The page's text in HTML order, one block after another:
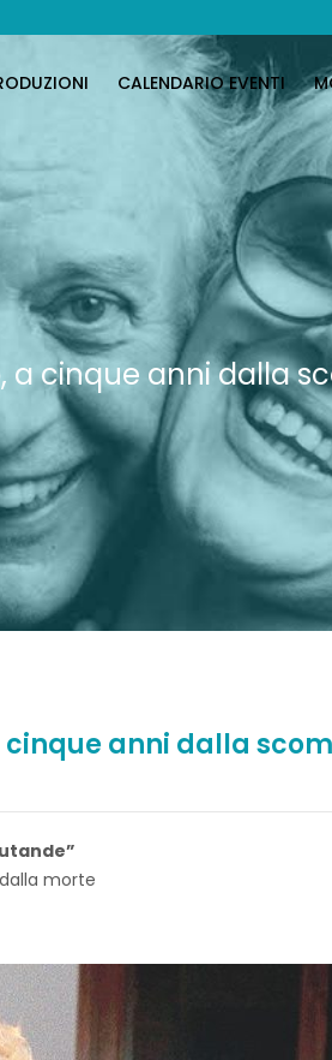
CALENDARIO EVENTI
cinque anni dalla
anni dalla
morte